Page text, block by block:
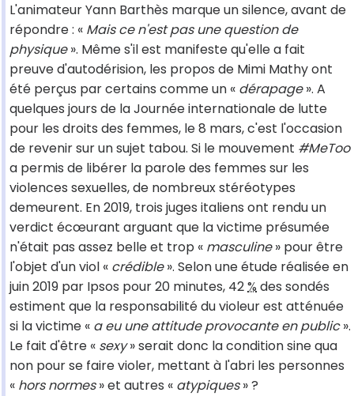
L'animateur Yann Barthès marque un silence, avant de
répondre : « Mais ce n'est pas une question de
physique». Même s'il est manifeste qu'elle a fait
preuve d'autodérision, les propos de Mimi Mathy ont
été perçus par certains comme un « dérapage». A
quelques jours de la Journée internationale de lutte
pour les droits des femmes, le 8 mars, c'est l'occasion
de revenir sur un sujet tabou. Si le mouvement #MeToo
a permis de libérer la parole des femmes sur les
violences sexuelles, de nombreux stéréotypes
demeurent. En 2019, trois juges italiens ont rendu un
verdict écœurant arguant que la victime présumée
n'était pas assez belle et trop « masculine» pour être
l'objet d'un viol « crédible». Selon une étude réalisée en
juin 2019 par Ipsos pour 20 minutes, 42%des sondés
estiment que la responsabilité du violeur est atténuée
si la victime « a eu une attitude provocante en public».
Le fait d'être « sexy» serait donc la condition sine qua
non pour se faire violer, mettant à l'abri les personnes
« hors normes» et autres « atypiques» ?